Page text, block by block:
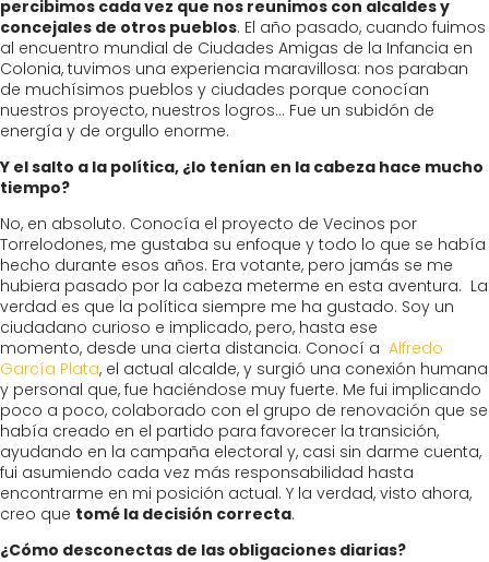
percibimos cada vez que nos reunimos con alcaldes y
concejales de otros pueblos. El año pasado, cuando fuimos
al encuentro mundial de Ciudades Amigas de la Infancia en
Colonia, tuvimos una experiencia maravillosa: nos paraban
de muchísimos pueblos y ciudades porque conocían
nuestros proyecto, nuestros logros… Fue un subidón de
energía y de orgullo enorme.
Y el salto a la política, ¿lo tenían en la cabeza hace mucho
tiempo?
No, en absoluto. Conocía el proyecto de Vecinos por
Torrelodones, me gustaba su enfoque y todo lo que se había
hecho durante esos años. Era votante, pero jamás se me
hubiera pasado por la cabeza meterme en esta aventura. La
verdad es que la política siempre me ha gustado. Soy un
ciudadano curioso e implicado, pero, hasta ese
momento, desde una cierta distancia. Conocí a Alfredo
García Plata, el actual alcalde, y surgió una conexión humana
y personal que, fue haciéndose muy fuerte. Me fui implicando
poco a poco, colaborado con el grupo de renovación que se
había creado en el partido para favorecer la transición,
ayudando en la campaña electoral y, casi sin darme cuenta,
fui asumiendo cada vez más responsabilidad hasta
encontrarme en mi posición actual. Y la verdad, visto ahora,
creo que tomé la decisión correcta.
¿Cómo desconectas de las obligaciones diarias?